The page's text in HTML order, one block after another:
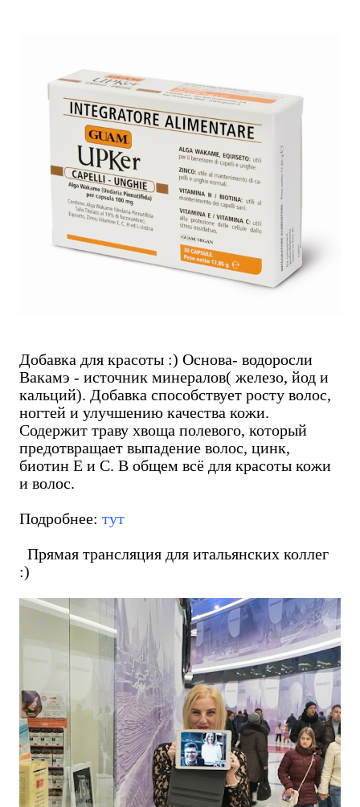
Добавка для красоты :) Основа- водоросли
Вакамэ - источник минералов( железо, йод и
кальций). Добавка способствует росту волос,
ногтей и улучшению качества кожи.
Содержит траву хвоща полевого, который
предотвращает выпадение волос, цинк,
биотин Е и С. В общем всё для красоты кожи
и волос.
Подробнее: тут
Прямая трансляция для итальянских коллег
:)